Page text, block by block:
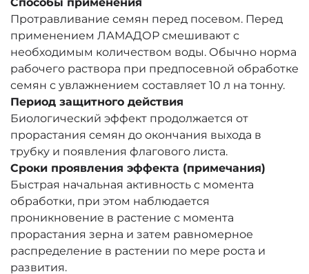
Протравливание семян перед посевом. Перед
применением ЛАМАДОР смешивают с
необходимым количеством воды. Обычно норма
рабочего раствора при предпосевной обработке
семян с увлажнением составляет 10 л на тонну.
Период защитного действия
Биологический эффект продолжается от
прорастания семян до окончания выхода в
трубку и появления флагового листа.
Сроки проявления эффекта (примечания)
Быстрая начальная активность с момента
обработки, при этом наблюдается
проникновение в растение с момента
прорастания зерна и затем равномерное
распределение в растении по мере роста и
развития.